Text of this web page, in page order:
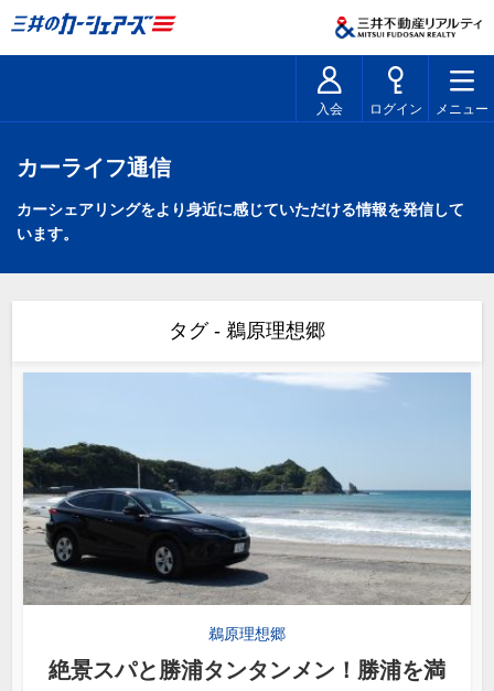
入会 ログイン メニュー
カーライフ通信
カーシェアリングをより身近に感じていただける情報を発信して
います。
タグ - 鵜原理想郷
鵜原理想郷
絶景スパと勝浦タンタンメン！勝浦を満